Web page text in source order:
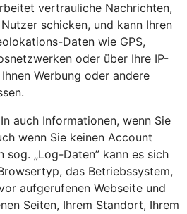
vertrauliche Nachrichten,
schicken, und kann Ihren
Daten wie GPS,
oder über Ihre IP-
Werbung oder andere
auch Informationen, wenn Sie
wenn Sie keinen Account
sog. „Log-Daten” kann es sich
das Betriebssystem,
aufgerufenen Webseite und
Seiten, Ihrem Standort, Ihrem